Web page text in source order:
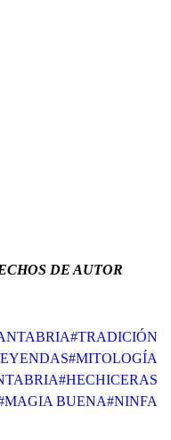
DE AUTOR
#TRADICIÓN
#MITOLOGÍA
#HECHICERAS
BUENA#NINFA